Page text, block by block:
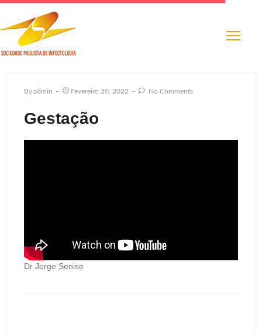
ByAdmin Fevereiro 20, 2022 No Comments
Gestação
Dr Jorge Senise